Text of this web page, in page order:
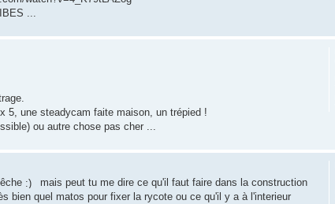
...
5, une steadycam faite maison, un trépied !
ou autre chose pas cher ...
mais peut tu me dire ce qu'il faut faire dans la construction
bien quel matos pour fixer la rycote ou ce qu'il y a à l'interieur